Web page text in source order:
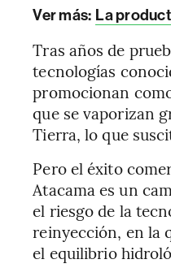
Ver más: La
Tras años de
tecnologías
promocionan
que se vaporizan
Tierra, lo que
Pero el éxito
Atacama es un
el riesgo de la
reinyección, en la
el equilibrio